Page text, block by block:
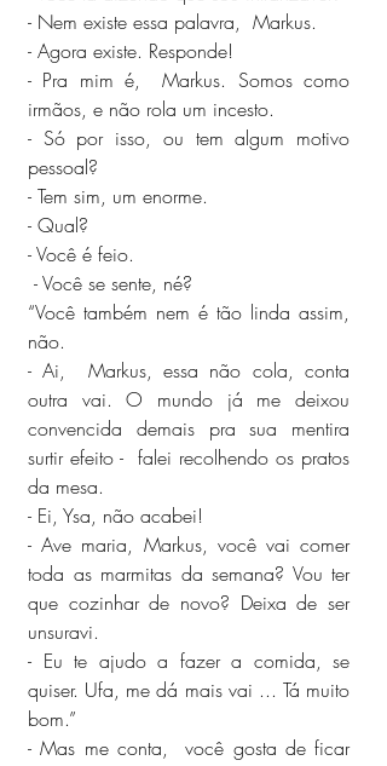
- Nem existe essa palavra,  Markus.
- Agora existe. Responde!
- Pra mim é,  Markus. Somos como
irmãos, e não rola um incesto.
- Só por isso, ou tem algum motivo
pessoal?
- Tem sim, um enorme.
- Qual?
- Você é feio.
- Você se sente, né?
“Você também nem é tão linda assim,
não.
- Ai,  Markus, essa não cola, conta
outra vai. O mundo já me deixou
convencida demais pra sua mentira
surtir efeito -  falei recolhendo os pratos
da mesa.
- Ei, Ysa, não acabei!
- Ave maria, Markus, você vai comer
toda as marmitas da semana? Vou ter
que cozinhar de novo? Deixa de ser
unsuravi.
- Eu te ajudo a fazer a comida, se
quiser. Ufa, me dá mais vai ... Tá muito
bom.”
- Mas me conta,  você gosta de ficar